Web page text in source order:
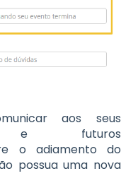
aos seus
e futuros
o adiamento do
possua uma nova